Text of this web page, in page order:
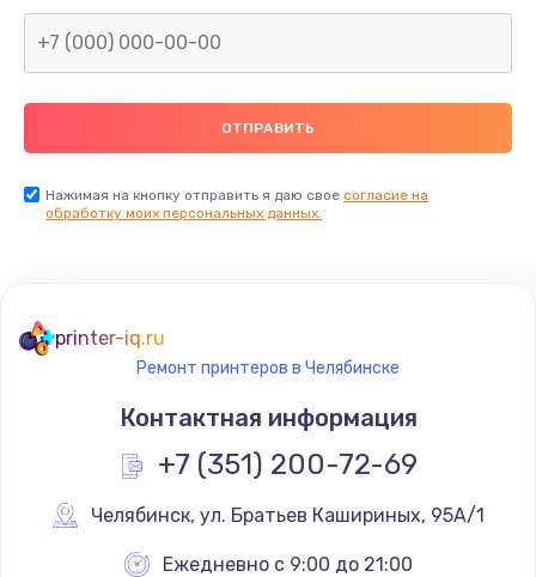
690 руб.
Заказать
Замена системы охлаждения
1790 руб.
Заказать
Замена термопасты
Нажимая на кнопку отправить я даю свое согласие на
обработку моих персональных данных.
printer-iq.ru
Ремонт принтеров в Челябинске
Контактная информация
+7 (351) 200-72-69
Челябинск, ул. Братьев Кашириных, 95А/1
Ежедневно с 9:00 до 21:00